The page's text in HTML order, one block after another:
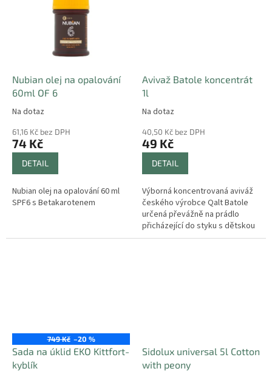
Nubian olej na opalování
60ml OF 6
Na dotaz
61,16 Kč bez DPH
74 Kč
DETAIL
Nubian olej na opalování 60 ml
SPF6 s Betakarotenem
Avivaž Batole koncentrát
1l
Na dotaz
40,50 Kč bez DPH
49 Kč
DETAIL
Výborná koncentrovaná aviváž
českého výrobce Qalt Batole
určená převážně na prádlo
přicházející do styku s dětskou
pokožku, která je nejvíce
749 Kč –20 %
Sada na úklid EKO Kittfort-
kyblík
Sidolux universal 5l Cotton
with peony